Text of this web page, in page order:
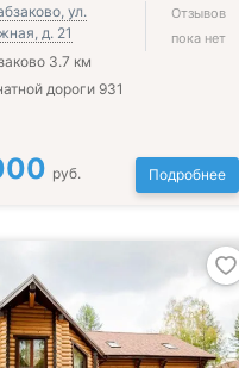
ул.
д. 21
3.7 км
дороги 931
Отзывов
пока нет
руб. Подробнее